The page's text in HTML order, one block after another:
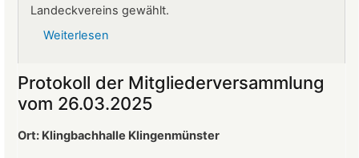
Landeckvereins gewählt.
Weiterlesen
ist
neuer
1.
Vorsitzender
Protokoll der Mitgliederversammlung
vom 26.03.2025
Ort: Klingbachhalle Klingenmünster